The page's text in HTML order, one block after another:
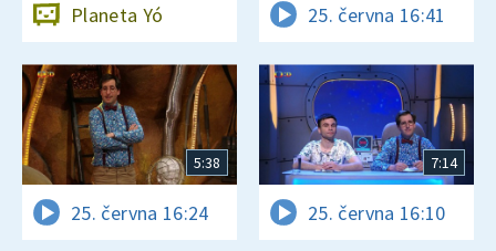
Planeta Yó 25. června 16:41
5:38
25. června 16:24
7:14
25. června 16:10